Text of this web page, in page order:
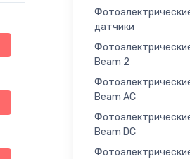
датчики
Beam 2
Beam AC
Beam DC